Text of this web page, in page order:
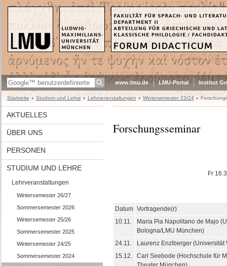
www.lmu.de LMU-Portal Institut
Startseite Studium und Lehre Lehrveranstaltungen Wintersemester 23/24
AKTUELLES
ÜBER UNS
PERSONEN
STUDIUM UND LEHRE
Lehrveranstaltungen
Wintersemester 26/27
Sommersemester 2026
Wintersemester 25/26
Sommersemester 2025
Wintersemester 24/25
Sommersemester 2024
Forschungsseminar
Fr
Datum Vortragende(r)
10.11.
Maria Pia Napolitano de Majo
Bologna/LMU München)
24.11.
Laurenz Enzlberger (Universität
15.12.
Carl Seebode (Hochschule für